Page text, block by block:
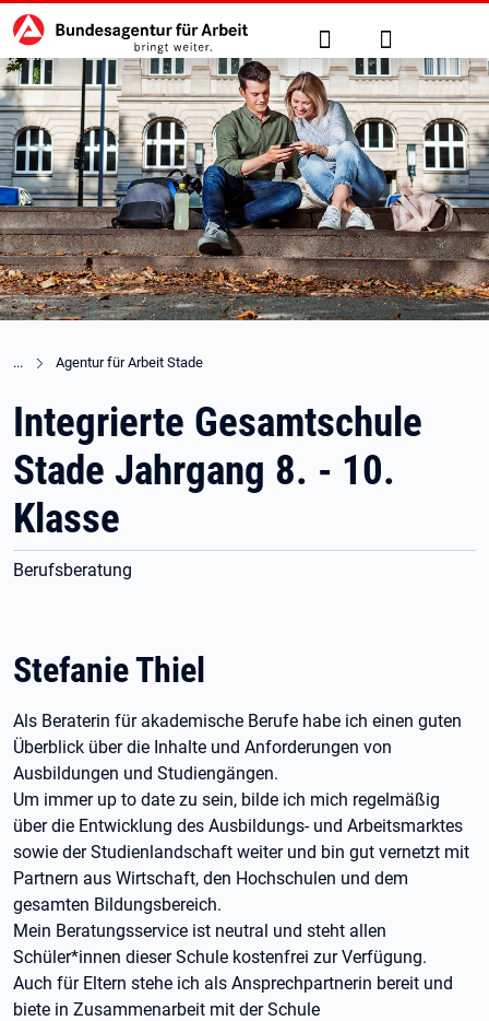
zu den Hauptinhalten springen
Hauptnavigation Suche Anmelden
Agentur für Arbeit Stade
Integrierte Gesamtschule
Stade Jahrgang 8. - 10.
Klasse
Berufsberatung
Stefanie Thiel
Als Beraterin für akademische Berufe habe ich einen guten
Überblick über die Inhalte und Anforderungen von
Ausbildungen und Studiengängen.
Um immer up to date zu sein, bilde ich mich regelmäßig
über die Entwicklung des Ausbildungs- und Arbeitsmarktes
sowie der Studienlandschaft weiter und bin gut vernetzt mit
Partnern aus Wirtschaft, den Hochschulen und dem
gesamten Bildungsbereich.
Mein Beratungsservice ist neutral und steht allen
Schüler*innen dieser Schule kostenfrei zur Verfügung.
Auch für Eltern stehe ich als Ansprechpartnerin bereit und
biete in Zusammenarbeit mit der Schule